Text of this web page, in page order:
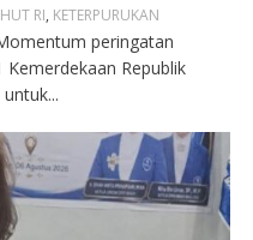
HUT RI, KETERPURUKAN
peringatan
Kemerdekaan Republik